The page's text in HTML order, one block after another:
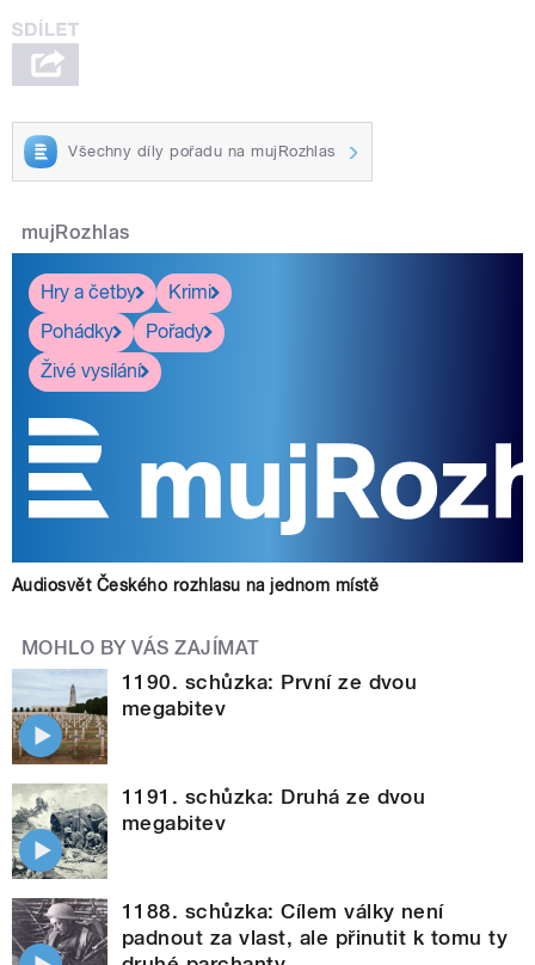
Všechny díly pořadu na mujRozhlas
mujRozhlas
Hry a četby
Krimi
Pohádky
Pořady
Živé vysílání
Audiosvět Českého rozhlasu na jednom místě
MOHLO BY VÁS ZAJÍMAT
1190. schůzka: První ze dvou
megabitev
1191. schůzka: Druhá ze dvou
megabitev
1188. schůzka: Cílem války není
padnout za vlast, ale přinutit k tomu ty